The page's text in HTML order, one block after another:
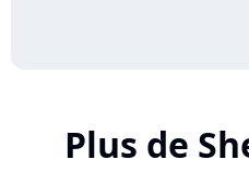
Plus de